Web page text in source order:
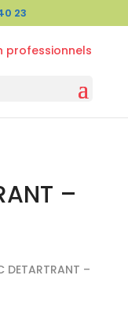
23
–
DETARTRANT –